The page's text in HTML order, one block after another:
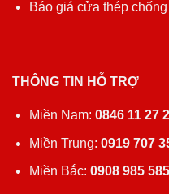
Báo giá cửa thép
THÔNG TIN HỖ TRỢ
Miền Nam: 0846 11 27
Miền Trung: 0919 707
Miền Bắc: 0908 985 585